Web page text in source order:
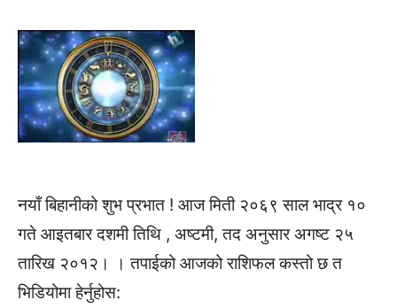
नयाँ बिहानीको शुभ प्रभात ! आज मिती २०६९ साल भाद्र १०
गते आइतबार दशमी तिथि , अष्टमी, तद अनुसार अगष्ट २५
तारिख २०१२। । तपाईको आजको राशिफल कस्तो छ त
भिडियोमा हेर्नुहोस: